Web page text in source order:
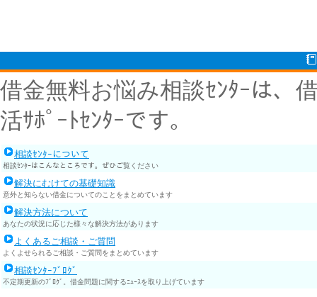
借金無料お悩み相談ｾﾝﾀｰは、
活ｻﾎﾟｰﾄｾﾝﾀｰです。
相談ｾﾝﾀｰについて
相談ｾﾝﾀｰはこんなところです。ぜひご覧ください
解決にむけての基礎知識
意外と知らない借金についてのことをまとめています
解決方法について
あなたの状況に応じた様々な解決方法があります
よくあるご相談・ご質問
よくよせられるご相談・ご質問をまとめています
相談ｾﾝﾀｰﾌﾞﾛｸﾞ
不定期更新のﾌﾞﾛｸﾞ。借金問題に関するﾆｭｰｽを取り上げています